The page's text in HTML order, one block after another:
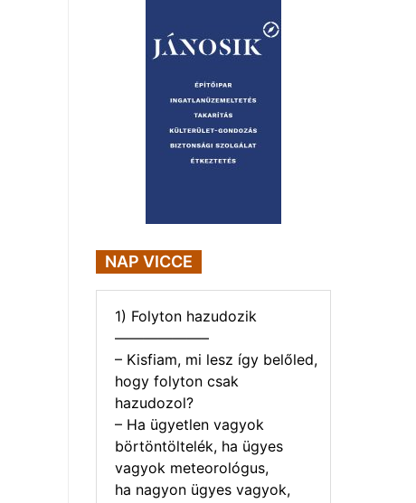
NAP VICCE
1) Folyton hazudozik
——————–
– Kisfiam, mi lesz így belőled,
hogy folyton csak
hazudozol?
– Ha ügyetlen vagyok
börtöntöltelék, ha ügyes
vagyok meteorológus,
ha nagyon ügyes vagyok,